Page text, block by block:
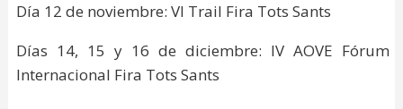
Día 12 de noviembre: VI Trail Fira Tots Sants
Días 14, 15 y 16 de diciembre: IV AOVE Fórum
Internacional Fira Tots Sants